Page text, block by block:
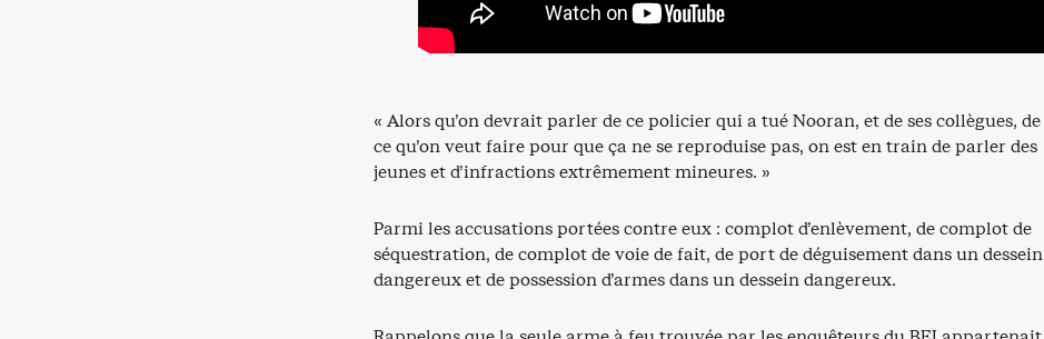
« Alors qu’on devrait parler de ce policier qui a tué Nooran, et de ses collègues, de
ce qu’on veut faire pour que ça ne se reproduise pas, on est en train de parler des
jeunes et d’infractions extrêmement mineures. »
Parmi les accusations portées contre eux : complot d’enlèvement, de complot de
séquestration, de complot de voie de fait, de port de déguisement dans un dessein
dangereux et de possession d’armes dans un dessein dangereux.